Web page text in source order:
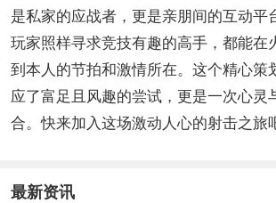
是私家的应战者，更是亲朋间的互动平
玩家照样寻求竞技有趣的高手，都能在
到本人的节拍和激情所在。这个精心策
应了富足且风趣的尝试，更是一次心灵
合。快来加入这场激动人心的射击之旅
最新资讯